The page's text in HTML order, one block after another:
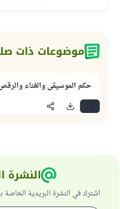
موضوعات ذات
حكم الموسيقى والغناء
النشرة
اشترك في النشرة البريدية